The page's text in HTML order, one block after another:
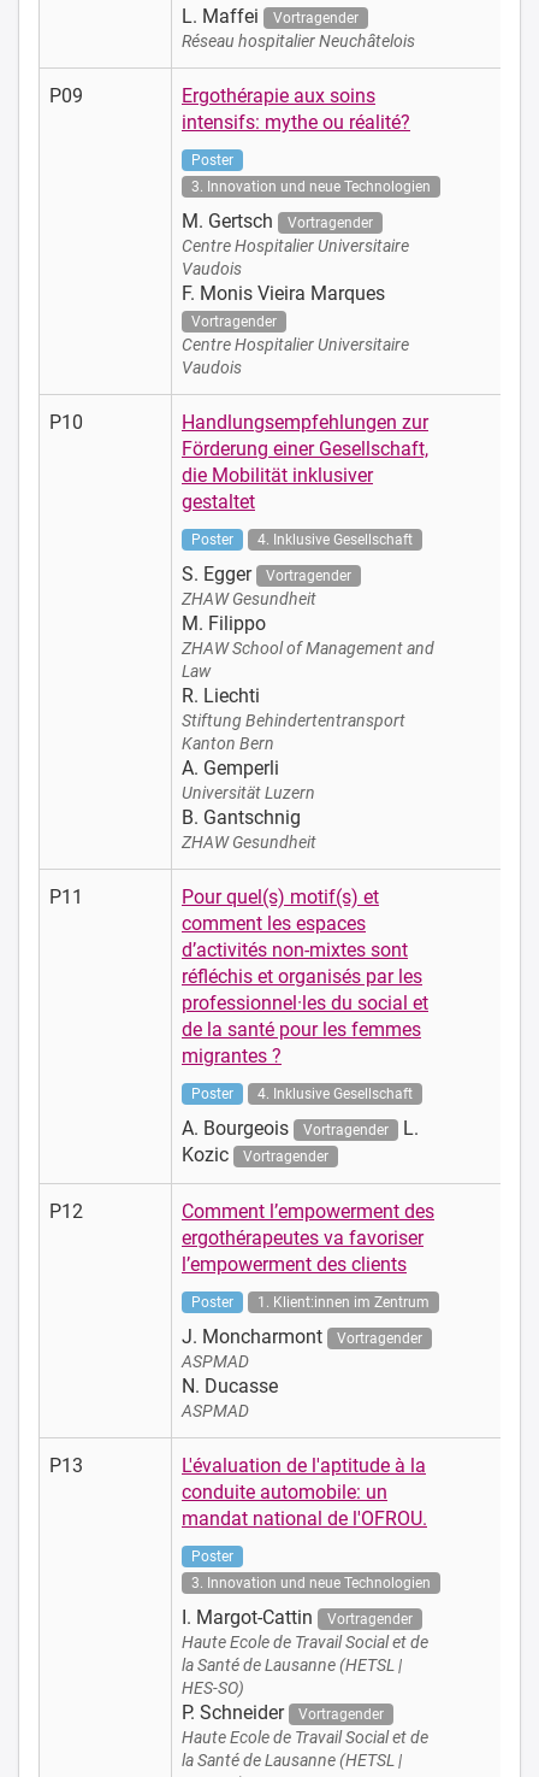
L. Maffei Vortragender
Réseau hospitalier Neuchâtelois
P09
Ergothérapie aux soins
intensifs: mythe ou réalité?
Poster
3. Innovation und neue Technologien
M. Gertsch Vortragender
Centre Hospitalier Universitaire
Vaudois
F. Monis Vieira Marques
Vortragender
Centre Hospitalier Universitaire
Vaudois
P10
Handlungsempfehlungen zur
Förderung einer Gesellschaft,
die Mobilität inklusiver
gestaltet
Poster 4. Inklusive Gesellschaft
S. Egger Vortragender
ZHAW Gesundheit
M. Filippo
ZHAW School of Management and
Law
R. Liechti
Stiftung Behindertentransport
Kanton Bern
A. Gemperli
Universität Luzern
B. Gantschnig
ZHAW Gesundheit
P11
Pour quel(s) motif(s) et
comment les espaces
d’activités non-mixtes sont
réfléchis et organisés par les
professionnel·les du social et
de la santé pour les femmes
migrantes ?
Poster 4. Inklusive Gesellschaft
A. Bourgeois Vortragender
L.
Kozic
Vortragender
P12
Comment l’empowerment des
ergothérapeutes va favoriser
l’empowerment des clients
Poster 1. Klient:innen im Zentrum
J. Moncharmont Vortragender
ASPMAD
N. Ducasse
ASPMAD
P13
L'évaluation de l'aptitude à la
conduite automobile: un
mandat national de l'OFROU.
Poster
3. Innovation und neue Technologien
I. Margot-Cattin Vortragender
Haute Ecole de Travail Social et de
la Santé de Lausanne (HETSL |
HES-SO)
P. Schneider Vortragender
Haute Ecole de Travail Social et de
la Santé de Lausanne (HETSL |